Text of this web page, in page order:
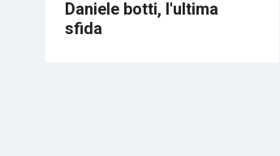
Daniele botti, l'ultima
sfida